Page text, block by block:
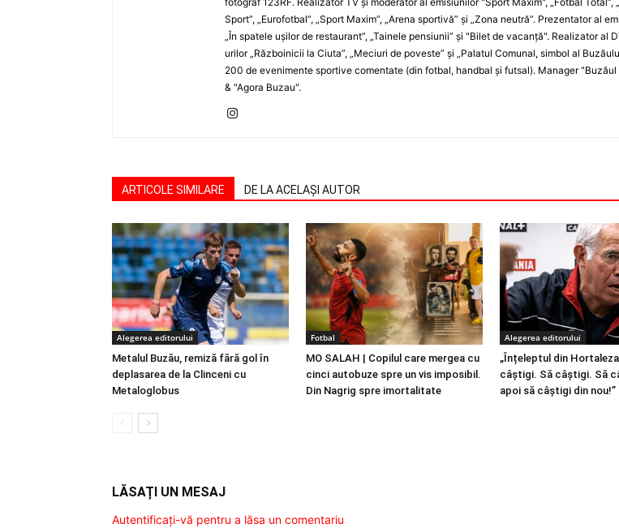
Sport”, „Eurofotbal”, „Sport Maxim”, „Arena sportivă” şi „Zona neutră”. Prezentator al
„În spatele uşilor de restaurant”, „Tainele pensiunii” şi "Bilet de vacanţă". Realizator al
urilor „Războinicii la Ciuta”, „Meciuri de poveste” şi „Palatul Comunal, simbol al
200 de evenimente sportive comentate (din fotbal, handbal şi futsal). Manager "Buzăul
& "Agora Buzau".
ARTICOLE SIMILARE DE LA ACELAȘI AUTOR
Alegerea editorului
Metalul Buzău, remiză fără gol în
deplasarea de la Clinceni cu
Metaloglobus
Fotbal
MO SALAH | Copilul care mergea cu
cinci autobuze spre un vis imposibil.
Din Nagrig spre imortalitate
Alegerea editorului
„Înțeleptul din
câștigi. Să câștigi. Să
apoi să câștigi din nou!”
LĂSAȚI UN MESAJ
Autentificați-vă pentru a lăsa un comentariu